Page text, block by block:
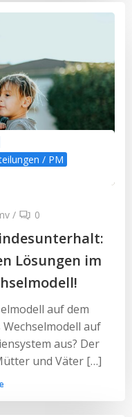
/ PM
/ 0
Lösungen im
auf dem
auf
aus? Der
und Väter […]